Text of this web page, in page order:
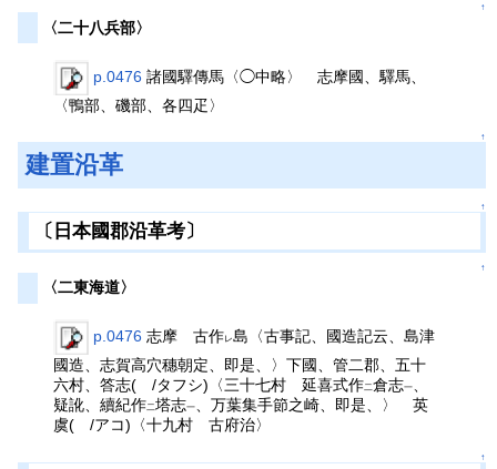
↑
〈二十八兵部〉
p.0476 諸國驛傳馬〈◯中略〉 志摩國、驛馬、
〈鴨部、磯部、各四疋〉
↑
建置沿革
↑
〔日本國郡沿革考〕
↑
〈二東海道〉
p.0476 志摩 古作レ島〈古事記、國造記云、島津
國造、志賀高穴穗朝定、即是、〉下國、管二郡、五十
六村、答志( /タフシ)〈三十七村 延喜式作二倉志一
疑訛、續紀作二塔志一
、万葉集手節之崎、即是、〉 英
虞( /アコ)〈十九村 古府治〉
↑